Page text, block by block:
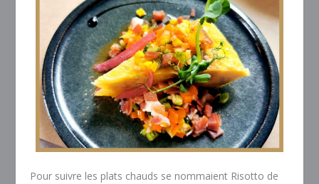
Pour suivre les plats chauds se nommaient Risotto de